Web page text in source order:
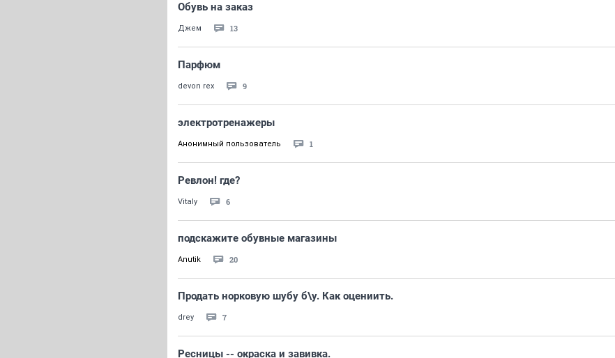
Обувь на заказ
Джем 13
Парфюм
devon rex 9
электротренажеры
Анонимный пользователь 1
Ревлон! где?
Vitaly 6
подскажите обувные магазины
Anutik 20
Продать норковую шубу б\у. Как оцениить.
drey 7
Ресницы -- окраска и завивка.